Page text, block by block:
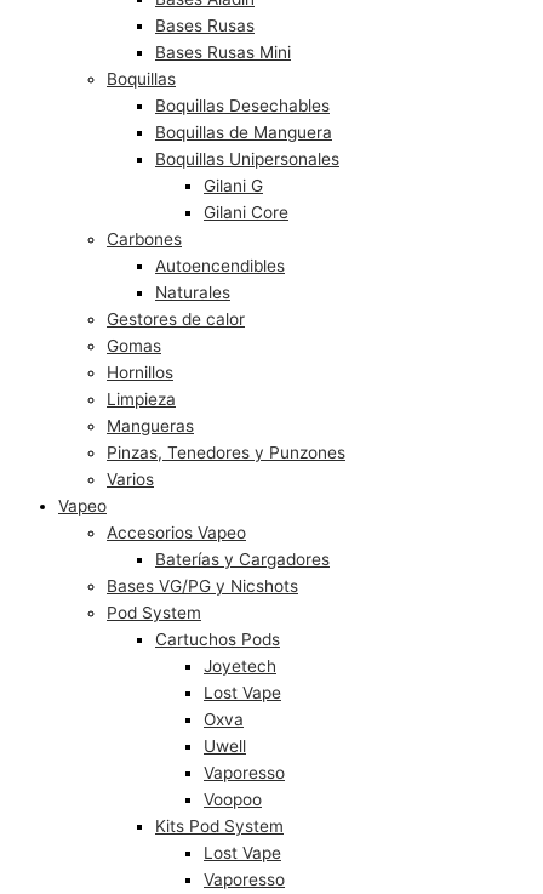
Bases Rusas
Bases Rusas Mini
Boquillas
Boquillas Desechables
Boquillas de Manguera
Boquillas Unipersonales
Gilani G
Gilani Core
Carbones
Autoencendibles
Naturales
Gestores de calor
Gomas
Hornillos
Limpieza
Mangueras
Pinzas, Tenedores y Punzones
Varios
Vapeo
Accesorios Vapeo
Baterías y Cargadores
Bases VG/PG y Nicshots
Pod System
Cartuchos Pods
Joyetech
Lost Vape
Oxva
Uwell
Vaporesso
Voopoo
Kits Pod System
Lost Vape
Vaporesso